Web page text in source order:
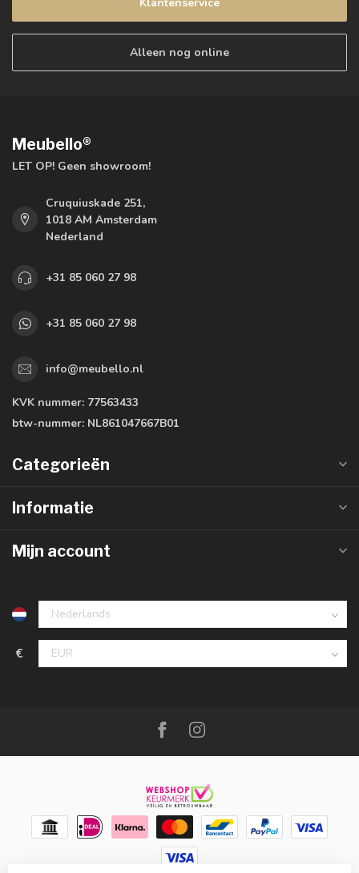
Alleen nog online
Meubello®
LET OP! Geen showroom!
Cruquiuskade 251,
1018 AM Amsterdam
Nederland
+31 85 060 27 98
+31 85 060 27 98
info@meubello.nl
KVK nummer: 77563433
btw-nummer: NL861047667B01
Categorieën
Informatie
Mijn account
€